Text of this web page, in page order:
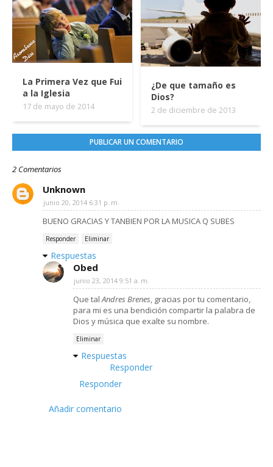
La Primera Vez que Fui
a la Iglesia
17 de mayo de 2014
¿De que tamaño es
Dios?
2 de diciembre de 2013
PUBLICAR UN COMENTARIO
2 Comentarios
Unknown
junio 20, 2014 6:31 p. m.
BUENO GRACIAS Y TANBIEN POR LA MUSICA Q SUBES
Responder Eliminar
Respuestas
Obed
junio 23, 2014 9:51 a. m.
Que talAndres Brenes, gracias por tu comentario,
para mi es una bendición compartir la palabra de
Dios y música que exalte su nombre.
Eliminar
Respuestas
Responder
Responder
Añadir comentario